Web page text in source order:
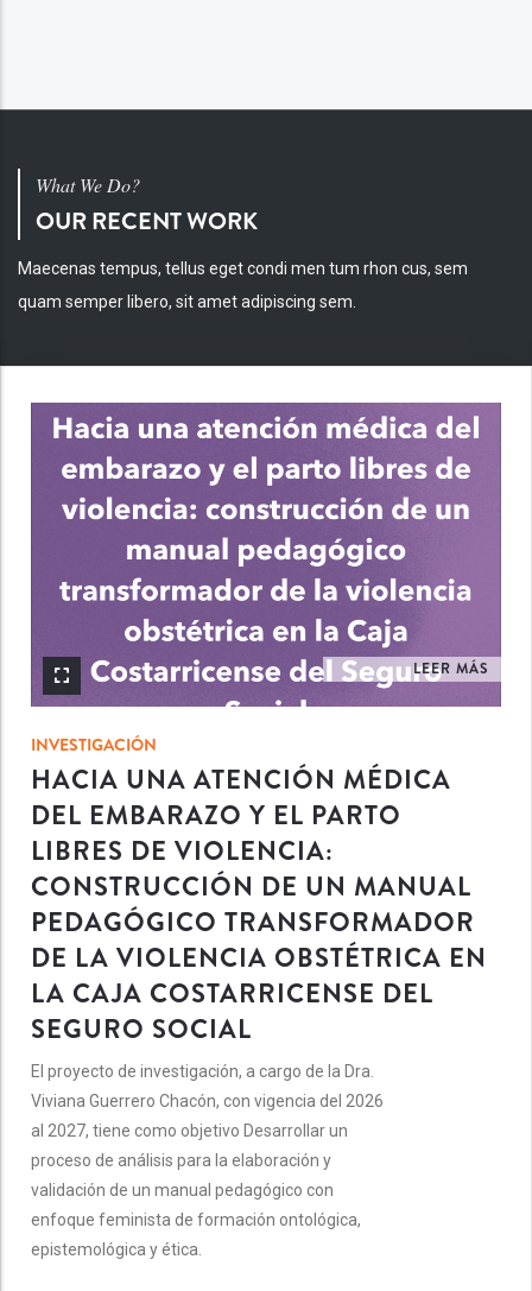
What We Do?
OUR RECENT WORK
Maecenas tempus, tellus eget condi men tum rhon cus, sem
quam semper libero, sit amet adipiscing sem.
LEER MÁS
INVESTIGACIÓN
HACIA UNA ATENCIÓN MÉDICA
DEL EMBARAZO Y EL PARTO
LIBRES DE VIOLENCIA:
CONSTRUCCIÓN DE UN MANUAL
PEDAGÓGICO TRANSFORMADOR
DE LA VIOLENCIA OBSTÉTRICA EN
LA CAJA COSTARRICENSE DEL
SEGURO SOCIAL
El proyecto de investigación, a cargo de la Dra.
Viviana Guerrero Chacón, con vigencia del 2026
al 2027, tiene como objetivo Desarrollar un
proceso de análisis para la elaboración y
validación de un manual pedagógico con
enfoque feminista de formación ontológica,
epistemológica y ética.